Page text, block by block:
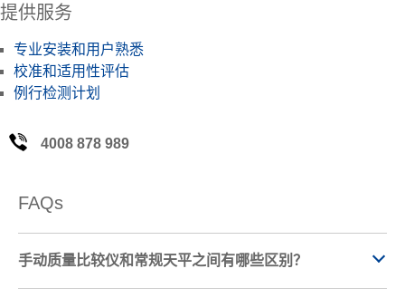
提供服务
专业安装和用户熟悉
校准和适用性评估
例行检测计划
4008 878 989
FAQs
手动质量比较仪和常规天平之间有哪些区别？